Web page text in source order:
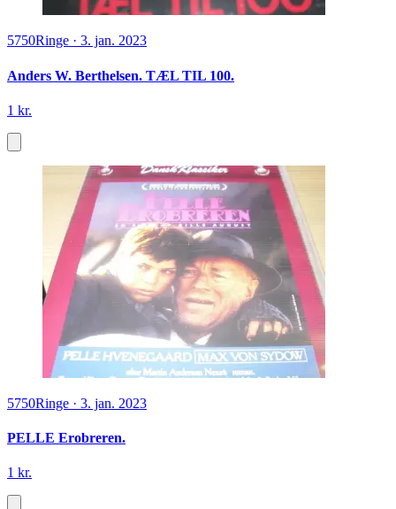
5750Ringe · 3. jan. 2023
Anders W. Berthelsen. TÆL TIL 100.
1 kr.
5750Ringe · 3. jan. 2023
PELLE Erobreren.
1 kr.